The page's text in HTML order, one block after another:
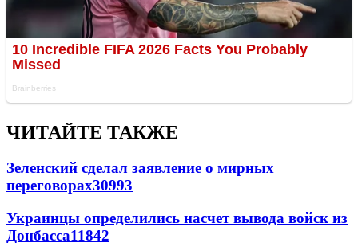
ЧИТАЙТЕ ТАКЖЕ
Зеленский сделал заявление о мирных
переговорах30993
Украинцы определились насчет вывода войск из
Донбасса11842